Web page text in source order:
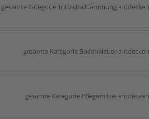
gesamte Kategorie Trittschalldämmung entdecken
gesamte Kategorie Bodenkleber entdecken
gesamte Kategorie Pflegemittel entdecken